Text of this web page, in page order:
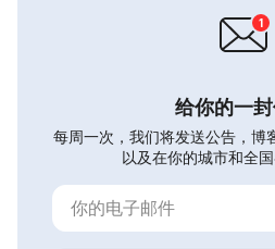
给你的一封
每周一次，我们将发送公告，博
以及在你的城市和全国